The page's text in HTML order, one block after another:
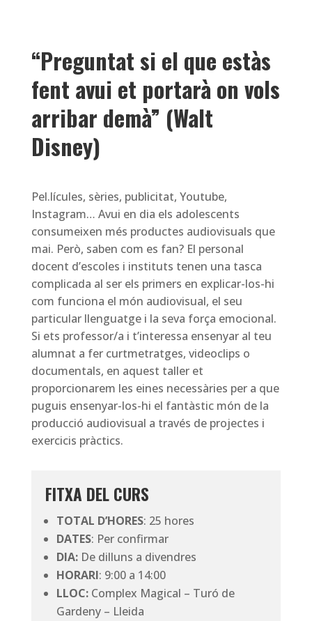
“Preguntat si el que estàs
fent avui et portarà on vols
arribar demà” (Walt
Disney)
Pel.lícules, sèries, publicitat, Youtube,
Instagram… Avui en dia els adolescents
consumeixen més productes audiovisuals que
mai. Però, saben com es fan? El personal
docent d’escoles i instituts tenen una tasca
complicada al ser els primers en explicar-los-hi
com funciona el món audiovisual, el seu
particular llenguatge i la seva força emocional.
Si ets professor/a i t’interessa ensenyar al teu
alumnat a fer curtmetratges, videoclips o
documentals, en aquest taller et
proporcionarem les eines necessàries per a que
puguis ensenyar-los-hi el fantàstic món de la
producció audiovisual a través de projectes i
exercicis pràctics.
FITXA DEL CURS
TOTAL D’HORES: 25 hores
DATES: Per confirmar
DIA:De dilluns a divendres
HORARI: 9:00 a 14:00
LLOC: Complex Magical – Turó de
Gardeny – Lleida